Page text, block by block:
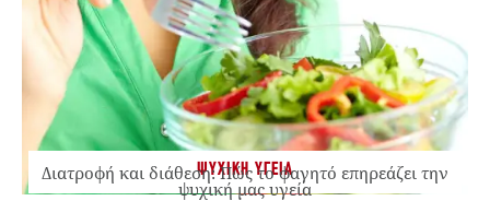
ΨΥΧΙΚΗ ΥΓΕΙΑ
Διατροφή και διάθεση: Πώς το φαγητό επηρεάζει την
ψυχική μας υγεία